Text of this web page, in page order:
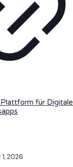
für Digitale
2026